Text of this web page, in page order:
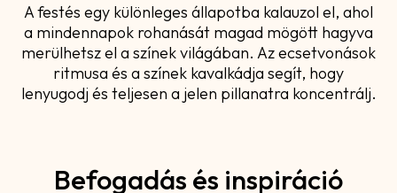
A festés egy különleges állapotba kalauzol el, ahol
a mindennapok rohanását magad mögött hagyva
merülhetsz el a színek világában. Az ecsetvonások
ritmusa és a színek kavalkádja segít, hogy
lenyugodj és teljesen a jelen pillanatra koncentrálj.
Befogadás és inspiráció